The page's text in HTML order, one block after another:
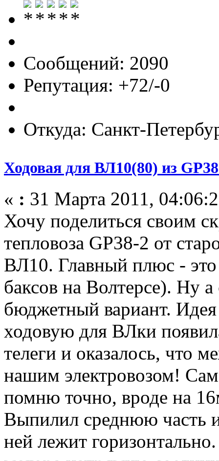
Сообщений: 2090
Репутация: +72/-0
Откуда: Санкт-
Ходовая для ВЛ10(80) из
« : 31 Марта 2011,
Хочу поделиться своим
тепловоза GP38-2 от
ВЛ10. Главный плюс -
баксов на Волтерсе). Ну
бюджетный вариант. Идея
ходовую для ВЛки
телеги и оказалось, что
нашим электровозом!
помню точно, вроде на
Выпилил среднюю часть
ней лежит